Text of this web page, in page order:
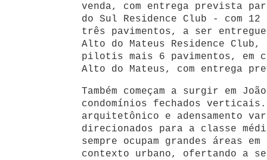
venda, com entrega prevista
do Sul Residence Club - com
três pavimentos, a ser
Alto do Mateus Residence Club,
pilotis mais 6 pavimentos, em
Alto do Mateus, com entrega
Também começam a surgir em
condomínios fechados verticais.
arquitetônico e adensamento
direcionados para a classe
sempre ocupam grandes áreas em
contexto urbano, ofertando a